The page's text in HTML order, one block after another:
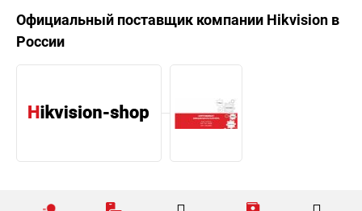
Официальный поставщик компании Hikvision в
России